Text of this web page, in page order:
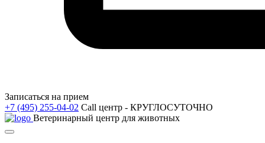
Записаться на прием
+7 (495) 255-04-02 Call центр - КРУГЛОСУТОЧНО
Ветеринарный центр для животных